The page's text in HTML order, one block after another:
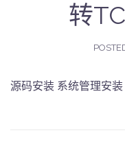
转
源码安装 系统管理安